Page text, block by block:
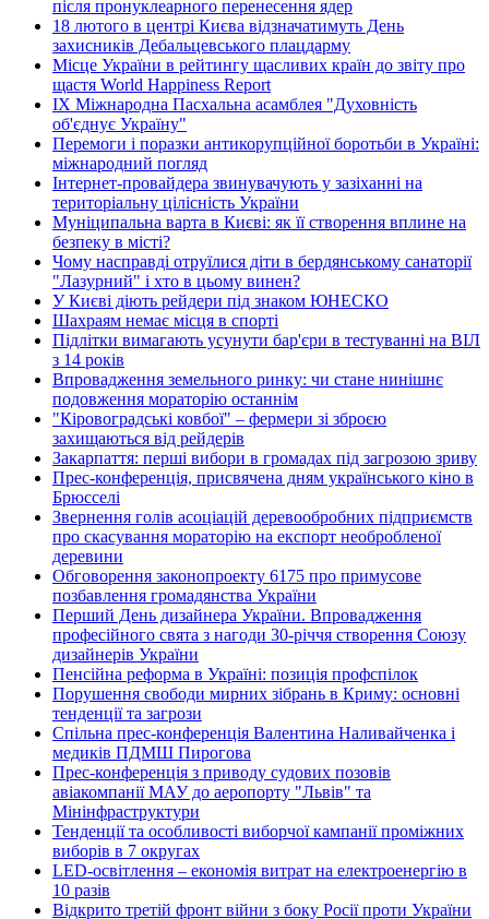
після пронуклеарного перенесення ядер
18 лютого в центрі Києва відзначатимуть День
захисників Дебальцевського плацдарму
Місце України в рейтингу щасливих країн до звіту про
щастя World Happiness Report
ІХ Міжнародна Пасхальна асамблея "Духовність
об'єднує Україну"
Перемоги і поразки антикорупційної боротьби в Україні:
міжнародний погляд
Інтернет-провайдера звинувачують у зазіханні на
територіальну цілісність України
Муніципальна варта в Києві: як її створення вплине на
безпеку в місті?
Чому насправді отруїлися діти в бердянському санаторії
"Лазурний" і хто в цьому винен?
У Києві діють рейдери під знаком ЮНЕСКО
Шахраям немає місця в спорті
Підлітки вимагають усунути бар'єри в тестуванні на ВІЛ
з 14 років
Впровадження земельного ринку: чи стане нинішнє
подовження мораторію останнім
"Кіровоградські ковбої" – фермери зі зброєю
захищаються від рейдерів
Закарпаття: перші вибори в громадах під загрозою зриву
Прес-конференція, присвячена дням українського кіно в
Брюсселі
Звернення голів асоціацій деревообробних підприємств
про скасування мораторію на експорт необробленої
деревини
Обговорення законопроекту 6175 про примусове
позбавлення громадянства України
Перший День дизайнера України. Впровадження
професійного свята з нагоди 30-річчя створення Союзу
дизайнерів України
Пенсійна реформа в Україні: позиція профспілок
Порушення свободи мирних зібрань в Криму: основні
тенденції та загрози
Спільна прес-конференція Валентина Наливайченка і
медиків ПДМШ Пирогова
Прес-конференція з приводу судових позовів
авіакомпанії МАУ до аеропорту "Львів" та
Мінінфраструктури
Тенденції та особливості виборчої кампанії проміжних
виборів в 7 округах
LED-освітлення – економія витрат на електроенергію в
10 разів
Відкрито третій фронт війни з боку Росії проти України